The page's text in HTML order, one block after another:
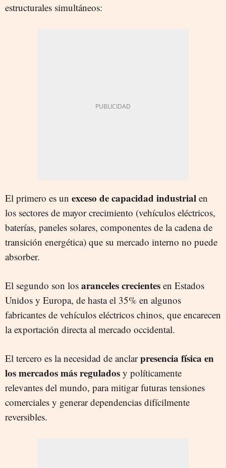
estructurales simultáneos:
El primero es un exceso de capacidad industrial en
los sectores de mayor crecimiento (vehículos eléctricos,
baterías, paneles solares, componentes de la cadena de
transición energética) que su mercado interno no puede
absorber.
El segundo son los aranceles crecientes en Estados
Unidos y Europa, de hasta el 35% en algunos
fabricantes de vehículos eléctricos chinos, que encarecen
la exportación directa al mercado occidental.
El tercero es la necesidad de anclarpresencia física en
los mercados más regulados y políticamente
relevantes del mundo, para mitigar futuras tensiones
comerciales y generar dependencias difícilmente
reversibles.